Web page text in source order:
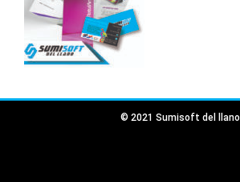
© 2021 Sumisoft del llano